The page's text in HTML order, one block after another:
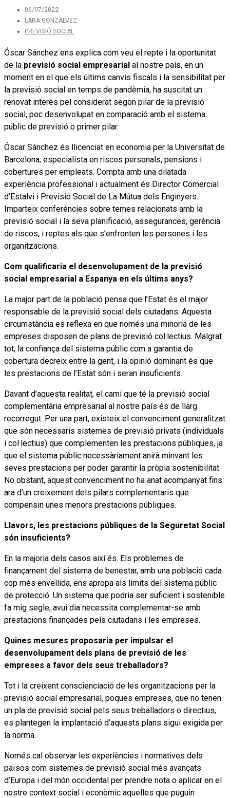
06/07/2022
LARA GONZALVEZ
PREVISIÓ SOCIAL
Óscar Sánchez ens explica com veu el repte i la oportunitat
de la previsió social empresarial al nostre país, en un
moment en el que els últims canvis fiscals i la sensibilitat per
la previsió social en temps de pandèmia, ha suscitat un
renovat interès pel considerat segon pilar de la previsió
social, poc desenvolupat en comparació amb el sistema
públic de previsió o primer pilar.
Óscar Sánchez és llicenciat en economia per la Universitat de
Barcelona, especialista en riscos personals, pensions i
cobertures per empleats. Compta amb una dilatada
experiència professional i actualment és Director Comercial
d’Estalvi i Previsió Social de La Mútua dels Enginyers.
Imparteix conferències sobre temes relacionats amb la
previsió social i la seva planificació, assegurances, gerència
de riscos, i reptes als que s’enfronten les persones i les
organitzacions.
Com qualificaria el desenvolupament de la previsió
social empresarial a Espanya en els últims anys?
La major part de la població pensa que l’Estat és el major
responsable de la previsió social dels ciutadans. Aquesta
circumstància es reflexa en que només una minoria de les
empreses disposen de plans de previsió col·lectius. Malgrat
tot, la confiança del sistema públic com a garantia de
cobertura decreix entre la gent, i la opinió dominant és que
les prestacions de l’Estat són i seran insuficients.
Davant d’aquesta realitat, el camí que té la previsió social
complementària empresarial al nostre país és de llarg
recorregut. Per una part, existeix el convenciment generalitzat
que són necessaris sistemes de previsió privats (individuals
i col·lectius) que complementen les prestacions públiques, ja
que el sistema públic necessàriament anirà minvant les
seves prestacions per poder garantir la pròpia sostenibilitat.
No obstant, aquest convenciment no ha anat acompanyat fins
ara d’un creixement dels pilars complementaris que
compensin unes menors prestacions públiques.
Llavors, les prestacions públiques de la Seguretat Social
són insuficients?
En la majoria dels casos així és. Els problemes de
finançament del sistema de benestar, amb una població cada
cop més envellida, ens apropa als límits del sistema públic
de protecció. Un sistema que podria ser suficient i sostenible
fa mig segle, avui dia necessita complementar-se amb
prestacions finançades pels ciutadans i les empreses.
Quines mesures proposaria per impulsar el
desenvolupament dels plans de previsió de les
empreses a favor dels seus treballadors?
Tot i la creixent conscienciació de les organitzacions per la
previsió social empresarial, poques empreses, que no tenen
un pla de previsió social pels seus treballadors o directius,
es plantegen la implantació d’aquests plans sigui exigida per
la norma.
Només cal observar les experiències i normatives dels
països com sistemes de previsió social més avançats
d’Europa i del món occidental per prendre nota o aplicar en el
nostre context social i econòmic aquelles que puguin